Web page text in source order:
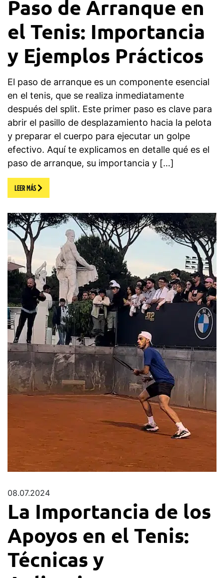
Paso de Arranque en
el Tenis: Importancia
y Ejemplos Prácticos
El paso de arranque es un componente esencial
en el tenis, que se realiza inmediatamente
después del split. Este primer paso es clave para
abrir el pasillo de desplazamiento hacia la pelota
y preparar el cuerpo para ejecutar un golpe
efectivo. Aquí te explicamos en detalle qué es el
paso de arranque, su importancia y […]
LEER MÁS
08.07.2024
La Importancia de los
Apoyos en el Tenis:
Técnicas y